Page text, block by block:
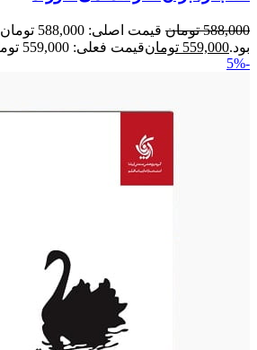
588,000 تومان
قیمت اصلی: 588,000 تومان
بود.559,000 تومانقیمت فعلی: 559,000 تومان.
-5%